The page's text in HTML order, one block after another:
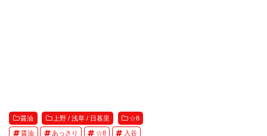
醤油 上野 / 浅草 / 日暮里 ☆8
醤油 あっさり ☆8 入谷